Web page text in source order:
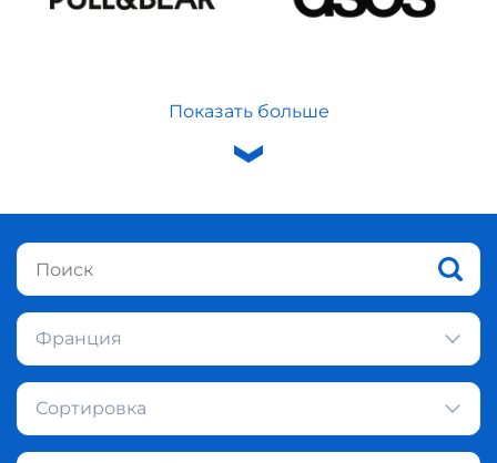
Показать больше
Франция
Сортировка